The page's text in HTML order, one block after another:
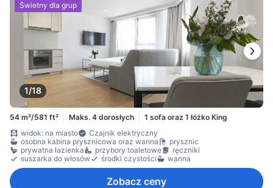
1/18
Świetny dla grup
54 m²/581 ft² Maks. 4 dorosłych
1 sofa oraz 1 łóżko King
widok: na miasto
Czajnik elektryczny
osobna kabina prysznicowa oraz wanna
prysznic
prywatna łazienka
przybory toaletowe
ręczniki
suszarka do włosów
środki czystości wanna
Zobacz ceny